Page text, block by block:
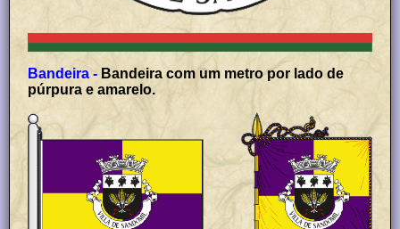
Bandeira - Bandeira com um metro por lado de
púrpura e amarelo.